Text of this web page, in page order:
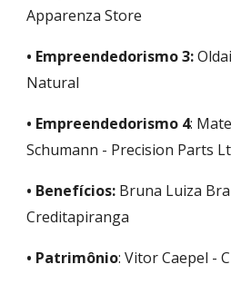
Apparenza Store
• Empreendedorismo3:
Natural
• Empreendedorismo 4:
Schumann - Precision Parts
• Benefícios: Bruna Luiza
Creditapiranga
• Patrimônio: Vitor Caepel -